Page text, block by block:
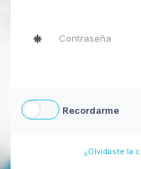
Recordarme
¿Olvidaste la